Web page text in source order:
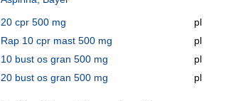
20 cpr 500 mg
pl
Rap 10 cpr mast 500 mg
pl
10 bust os gran 500 mg
pl
20 bust os gran 500 mg
pl